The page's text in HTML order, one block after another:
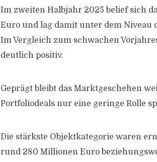
Im zweiten Halbjahr 2025 belief sich
Euro und lag damit unter dem Niveau
Im Vergleich zum schwachen
deutlich positiv.
Geprägt bleibt das Marktgeschehen
Portfoliodeals nur eine geringe Rolle
Die stärkste Objektkategorie waren
rund 280 Millionen Euro